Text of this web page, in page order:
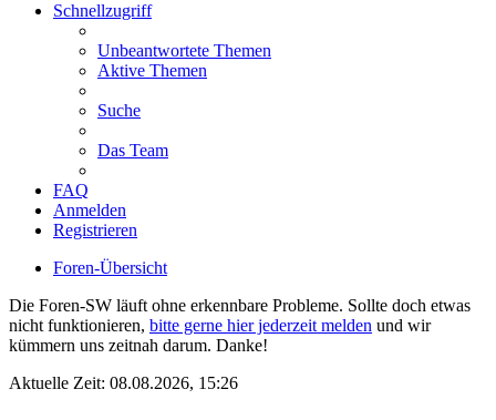
Schnellzugriff
Unbeantwortete Themen
Aktive Themen
Suche
Das Team
FAQ
Anmelden
Registrieren
Foren-Übersicht
Die Foren-SW läuft ohne erkennbare Probleme. Sollte doch etwas
nicht funktionieren, bitte gerne hier jederzeit melden und wir
kümmern uns zeitnah darum. Danke!
Aktuelle Zeit: 08.08.2026, 15:26